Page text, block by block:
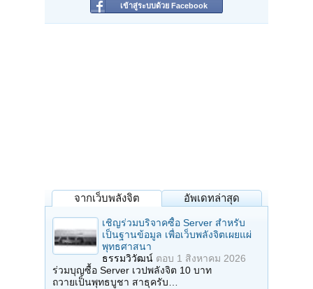
เข้าสู่ระบบด้วย Facebook
จากเว็บพลังจิต อัพเดทล่าสุด
เชิญร่วมบริจาคซื้อ Server สำหรับ
เป็นฐานข้อมูล เพื่อเว็บพลังจิตเผยแผ่
พุทธศาสนา
ธรรมวิวัฒน์ ตอบ 1 สิงหาคม 2026
ร่วมบุญซื้อ Server เวปพลังจิต 10 บาท
ถวายเป็นพุทธบูชา สาธุครับ…